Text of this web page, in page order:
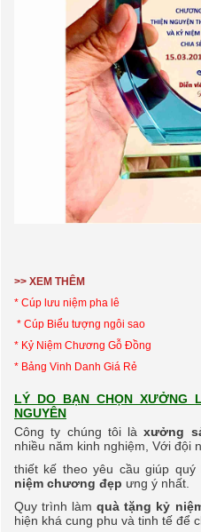
>> XEM THÊM
* Cúp lưu niệm pha lê
* Cúp Biểu tượng ngôi sao
* Kỷ Niệm Chương Gỗ Đồng
* Bảng Vinh Danh Giá Rẻ
LÝ DO BẠN CHỌN XƯỞNG
NGUYÊN
Công ty chúng tôi làxưởng
nhiều năm kinh nghiệm, Với đội
thiết kế theo yêu cầu giúp
niệm chương đẹp ưng ý nhất.
Quy trình làm quà tặng kỷ
hiện khá cung phu và tinh tế để